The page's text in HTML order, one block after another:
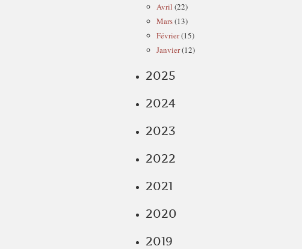
Avril (22)
Mars(13)
Février(15)
Janvier(12)
2025
2024
2023
2022
2021
2020
2019